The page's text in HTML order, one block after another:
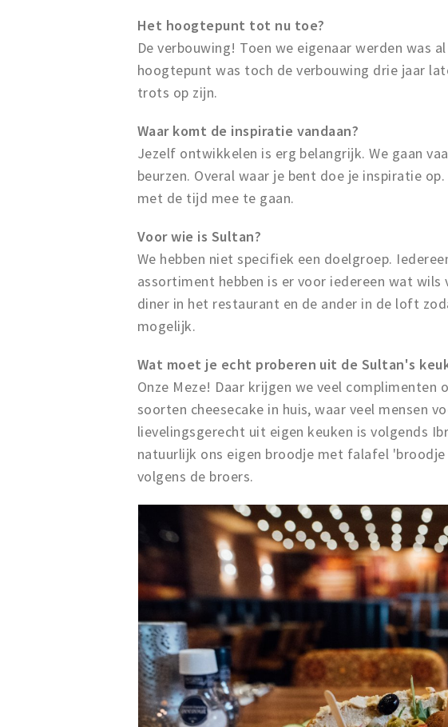
Het hoogtepunt tot nu toe?
De verbouwing! Toen we eigenaar werden was
hoogtepunt was toch de verbouwing drie jaar
trots op zijn.
Waar komt de inspiratie vandaan?
Jezelf ontwikkelen is erg belangrijk. We gaan
beurzen. Overal waar je bent doe je inspiratie
met de tijd mee te gaan.
Voor wie is Sultan?
We hebben niet specifiek een doelgroep.
assortiment hebben is er voor iedereen wat wils
diner in het restaurant en de ander in de loft
mogelijk.
Wat moet je echt proberen uit de Sultan's
Onze Meze! Daar krijgen we veel complimenten
soorten cheesecake in huis, waar veel mensen
lievelingsgerecht uit eigen keuken is volgends
natuurlijk ons eigen broodje met falafel
volgens de broers.